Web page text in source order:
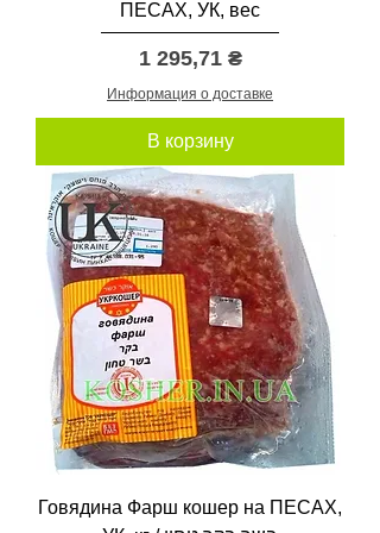
ПЕСАХ, УК, вес
Цена
1 295,71 ₴
Информация о доставке
В корзину
Говядина Фарш кошер на ПЕСАХ,